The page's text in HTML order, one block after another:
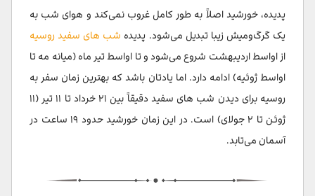
پدیده، خورشید اصلاً به طور کامل غروب نمی‌کند و هوای شب به
یک گرگ‌ومیش زیبا تبدیل می‌شود. پدیده شب های سفید روسیه
از اواسط اردیبهشت شروع می‌شود و تا اواسط تیر ماه (میانه مه تا
اواسط ژوئیه) ادامه دارد. اما یادتان باشد که بهترین زمان سفر به
روسیه برای دیدن شب های سفید دقیقاً بین ۲۱ خرداد تا ۱۱ تیر (۱۱
ژوئن تا ۲ جولای) است. در این زمان خورشید حدود ۱۹ ساعت در
آسمان می‌تابد.